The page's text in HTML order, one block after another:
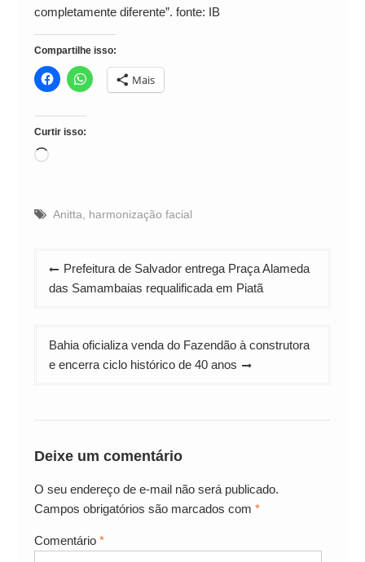
completamente diferente”. fonte: IB
Compartilhe isso:
Mais
Curtir isso:
Carregando...
Anitta harmonização facial
Navegação
de
Prefeitura de Salvador entrega Praça Alameda
das Samambaias requalificada em Piatã
Bahia oficializa venda do Fazendão à construtora
e encerra ciclo histórico de 40 anos
Deixe um comentário
O seu endereço de e-mail não será publicado.
Campos obrigatórios são marcados com *
Comentário *